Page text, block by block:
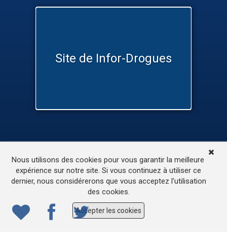
Site de Infor-Drogues
L’accessibilité de ce site
© 2022ONE.be– Production : Dew production – Tous
droits réservés – Webdesign: Lokidor
Nous utilisons des cookies pour vous garantir la meilleure
expérience sur notre site. Si vous continuez à utiliser ce
dernier, nous considérerons que vous acceptez l'utilisation
des cookies.
Accepter les cookies